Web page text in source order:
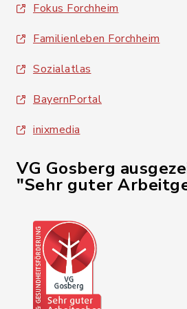
Fokus Forchheim
Familienleben Forchheim
Sozialatlas
BayernPortal
inixmedia
VG Gosberg
"Sehr guter